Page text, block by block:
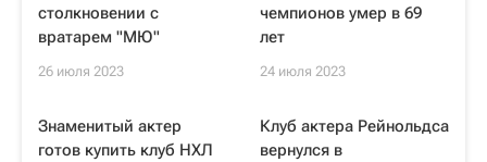
столкновении с
вратарем "МЮ"
26 июля 2023
чемпионов умер в 69
лет
24 июля 2023
Знаменитый актер
готов купить клуб НХЛ
Клуб актера Рейнольдса
вернулся в